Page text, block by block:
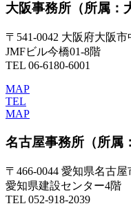
大阪事務所 （所属：
〒541-0042 大阪府大阪
JMFビル今橋01-8階
TEL 06-6180-6001
MAP
TEL
MAP
名古屋事務所 （所属
〒466-0044 愛知県名古
愛知県建設センター4階
TEL 052-918-2039